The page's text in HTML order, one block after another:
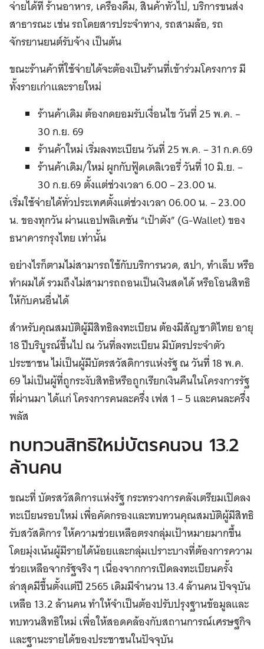
จ่ายได้ที่ ร้านอาหาร, เครื่องดื่ม, สินค้าทั่วไป, บริการขนส่ง
สาธารณะ เช่น รถโดยสารประจำทาง, รถสามล้อ, รถ
จักรยานยนต์รับจ้าง เป็นต้น
ขณะร้านค้าที่ใช้จ่ายได้จะต้องเป็นร้านที่เข้าร่วมโครงการ มี
ทั้งรายเก่าและรายใหม่
ร้านค้าเดิม ต้องกดยอมรับเงื่อนไข วันที่ 25 พ.ค. –
30 ก.ย. 69
ร้านค้าใหม่ เริ่มลงทะเบียน วันที่ 25 พ.ค. – 31 ก.ค.69
ร้านค้าเดิม/ใหม่ ผูกกับฟู้ดเดลิเวอรี่ วันที่ 10 มิ.ย. –
30 ก.ย.69 ตั้งแต่ช่วงเวลา 6.00 – 23.00 น.
เริ่มใช้จ่ายได้ทั่วประเทศตั้งแต่ช่วงเวลา 06.00 น. – 23.00
น. ของทุกวัน ผ่านแอปพลิเคชัน “เป๋าตัง” (G-Wallet) ของ
ธนาคารกรุงไทย เท่านั้น
อย่างไรก็ตามไม่สามารถใช้กับบริการนวด, สปา, ทำเล็บ หรือ
ทำผมได้ รวมถึงไม่สามารถถอนเป็นเงินสดได้ หรือโอนสิทธิ
ให้กับคนอื่นได้
สำหรับคุณสมบัติผู้มีสิทธิลงทะเบียน ต้องมีสัญชาติไทย อายุ
18 ปีบริบูรณ์ขึ้นไป ณ วันที่ลงทะเบียน มีบัตรประจำตัว
ประชาชน ไม่เป็นผู้มีบัตรสวัสดิการแห่งรัฐ ณ วันที่ 18 พ.ค.
69 ไม่เป็นผู้ที่ถูกระงับสิทธิหรือถูกเรียกเงินคืนในโครงการรัฐ
ที่ผ่านมา ได้แก่ โครงการคนละครึ่ง เฟส 1 – 5 และคนละครึ่ง
พลัส
ทบทวนสิทธิใหม่บัตรคนจน 13.2
ล้านคน
ขณะที่ บัตรสวัสดิการแห่งรัฐ กระทรวงการคลังเตรียมเปิดลง
ทะเบียนรอบใหม่ เพื่อคัดกรองและทบทวนคุณสมบัติผู้มีสิทธิ
รับสวัสดิการ ให้ความช่วยเหลือตรงกลุ่มเป้าหมายมากขึ้น
โดยมุ่งเน้นผู้มีรายได้น้อยและกลุ่มเปราะบางที่ต้องการความ
ช่วยเหลือจากรัฐจริง ๆ เนื่องจากการเปิดลงทะเบียนครั้ง
ล่าสุดมีขึ้นตั้งแต่ปี 2565 เดิมมีจำนวน 13.4 ล้านคน ปัจจุบัน
เหลือ 13.2 ล้านคน ทำให้จำเป็นต้องปรับปรุงฐานข้อมูลและ
ทบทวนสิทธิใหม่ เพื่อให้สอดคล้องกับสถานการณ์เศรษฐกิจ
และฐานะรายได้ของประชาชนในปัจจุบัน